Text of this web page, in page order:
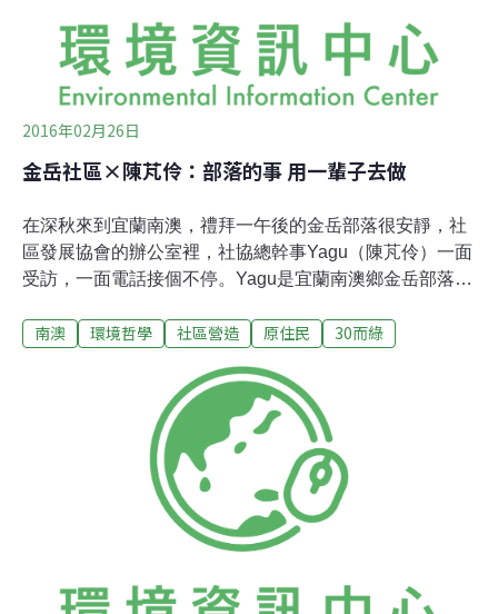
2016年02月26日
金岳社區×陳芃伶：部落的事 用一輩子去做
在深秋來到宜蘭南澳，禮拜一午後的金岳部落很安靜，社
區發展協會的辦公室裡，社協總幹事Yagu（陳芃伶）一面
受訪，一面電話接個不停。Yagu是宜蘭南澳鄉金岳部落的
生、羅東長大，只在年節、週末時回到金岳度假、探望爺
玩，中間經過一條溪非常漂亮，沙子全都是金色的，溪裡
面有好多蝌蚪，感覺好像在一個夢境裡，所以常常去那條
溪玩，但現在已經不見了。」Yagu有一個愛織布的奶奶，
回老家的時候，Yagu都在一旁幫奶奶理線、奶奶也不時的
教她怎麼織布，最開心的事就是陪著奶奶織布，至今這畫
面一直在她的腦海裡。啟程返鄉日治時期及國民政府，當
局為了便於管理，陸續將山區的原住民遷至平地。金岳部
（Ryohen），遷徙到現在地點。舊部落有個日據時代以來
南澳 環境哲學 社區營造 原住民 30而綠